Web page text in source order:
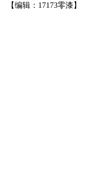
【编辑：17173零漆】